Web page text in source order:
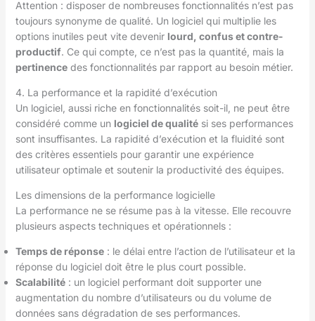
Attention : disposer de nombreuses fonctionnalités n’est pas
toujours synonyme de qualité. Un logiciel qui multiplie les
options inutiles peut vite devenir lourd, confus et contre-
productif. Ce qui compte, ce n’est pas la quantité, mais la
pertinencedes fonctionnalités par rapport au besoin métier.
4. La performance et la rapidité d’exécution
Un logiciel, aussi riche en fonctionnalités soit-il, ne peut être
considéré comme un logiciel de qualitési ses performances
sont insuffisantes. La rapidité d’exécution et la fluidité sont
des critères essentiels pour garantir une expérience
utilisateur optimale et soutenir la productivité des équipes.
Les dimensions de la performance logicielle
La performance ne se résume pas à la vitesse. Elle recouvre
plusieurs aspects techniques et opérationnels :
Temps de réponse: le délai entre l’action de l’utilisateur et la
réponse du logiciel doit être le plus court possible.
Scalabilité: un logiciel performant doit supporter une
augmentation du nombre d’utilisateurs ou du volume de
données sans dégradation de ses performances.